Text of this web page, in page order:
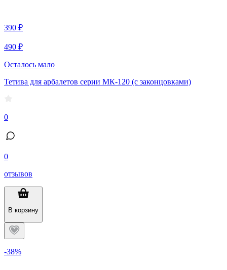
390 ₽
490 ₽
Осталось мало
Тетива для арбалетов серии МК-120 (с законцовками)
0
0
отзывов
В корзину
-38%